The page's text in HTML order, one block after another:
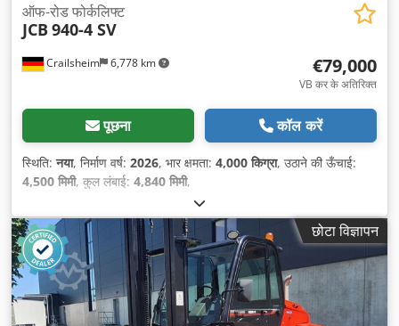
Crailsheim 6,778 km
ऑफ-रोड फोर्कलिफ्ट
JCB 940-4 SV
€79,000
VB कर के अतिरिक्त
पूछना कॉल करें
स्थिति:नया, निर्माण वर्ष: 2026, भार क्षमता: 4,000 किग्रा, उठाने की ऊँचाई:
4,500 मिमी, कुल लंबाई: 4,840 मिमी,
छोटा विज्ञापन